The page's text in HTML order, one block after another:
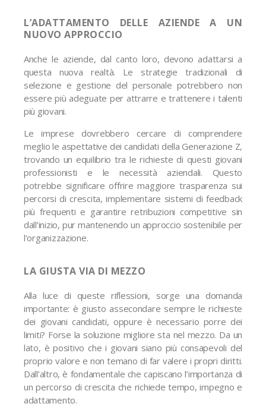
L’ADATTAMENTO DELLE AZIENDE A UN
NUOVO APPROCCIO
Anche le aziende, dal canto loro, devono adattarsi a
questa nuova realtà. Le strategie tradizionali di
selezione e gestione del personale potrebbero non
essere più adeguate per attrarre e trattenere i talenti
più giovani.
Le imprese dovrebbero cercare di comprendere
meglio le aspettative dei candidati della Generazione Z,
trovando un equilibrio tra le richieste di questi giovani
professionisti e le necessità aziendali. Questo
potrebbe significare offrire maggiore trasparenza sui
percorsi di crescita, implementare sistemi di feedback
più frequenti e garantire retribuzioni competitive sin
dall’inizio, pur mantenendo un approccio sostenibile per
l’organizzazione.
LA GIUSTA VIA DI MEZZO
Alla luce di queste riflessioni, sorge una domanda
importante: è giusto assecondare sempre le richieste
dei giovani candidati, oppure è necessario porre dei
limiti? Forse la soluzione migliore sta nel mezzo. Da un
lato, è positivo che i giovani siano più consapevoli del
proprio valore e non temano di far valere i propri diritti.
Dall’altro, è fondamentale che capiscano l’importanza di
un percorso di crescita che richiede tempo, impegno e
adattamento.